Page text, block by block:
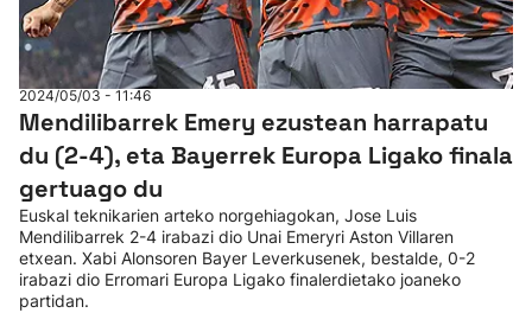
2024/05/03 - 11:46
Mendilibarrek Emery ezustean harrapatu
du (2-4), eta Bayerrek Europa Ligako finala
gertuago du
Euskal teknikarien arteko norgehiagokan, Jose Luis
Mendilibarrek 2-4 irabazi dio Unai Emeryri Aston Villaren
etxean. Xabi Alonsoren Bayer Leverkusenek, bestalde, 0-2
irabazi dio Erromari Europa Ligako finalerdietako joaneko
partidan.